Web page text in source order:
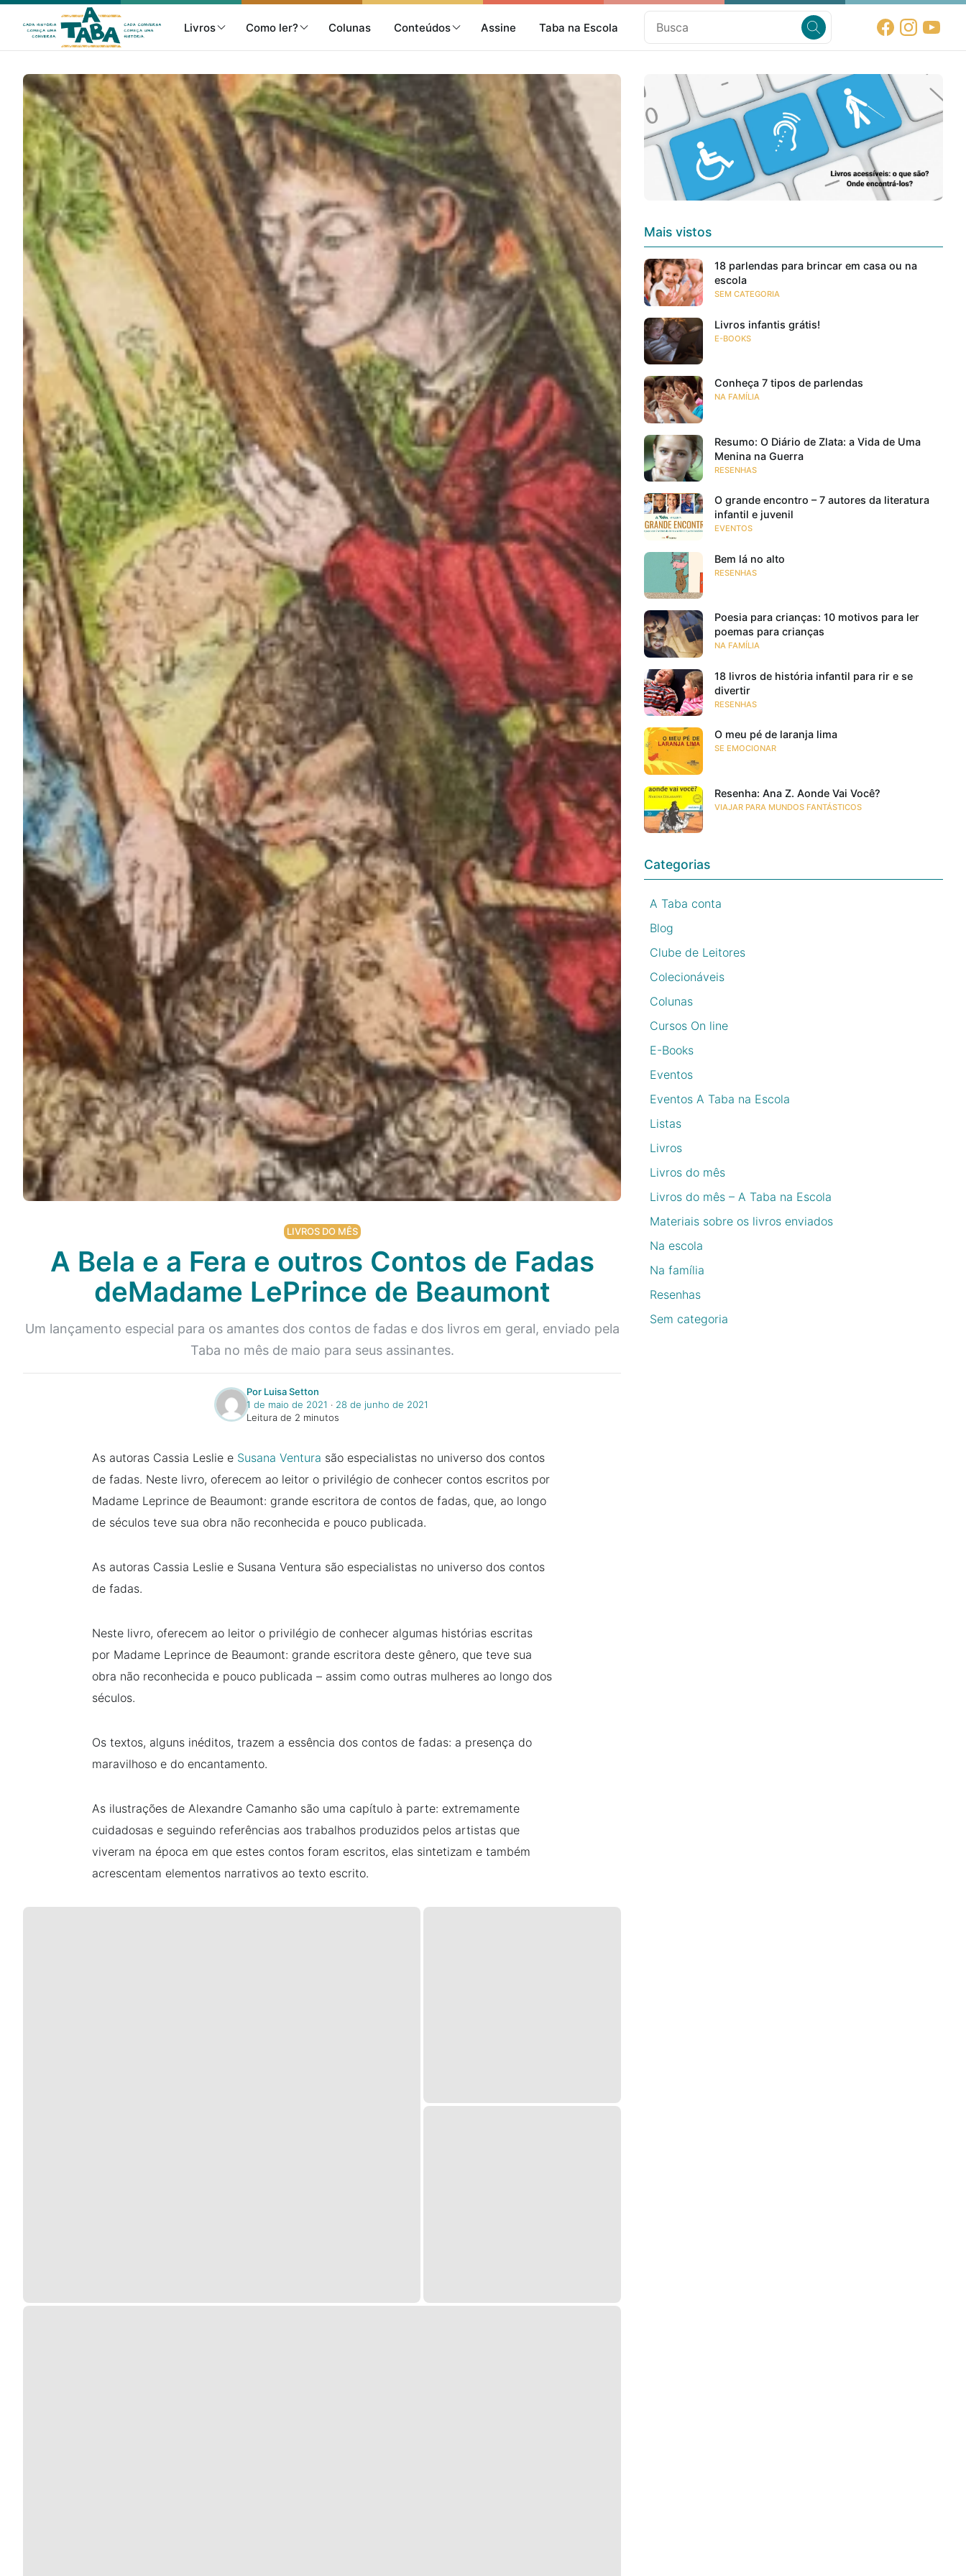
Livros Como ler? Colunas Conteúdos Assine Taba na Escola
Livros
Resenhas
Clube de Leitores
Listas
Como ler?
Na escola
Na família
Colunas
Conteúdos
Colecionáveis
Cursos On line
E-Books
Eventos
Podcast
Assine
Taba na Escola
LIVROS DO MÊS
A Bela e a Fera e outros Contos de Fadas
deMadame LePrince de Beaumont
Um lançamento especial para os amantes dos contos de fadas e dos livros em geral, enviado pela
Taba no mês de maio para seus assinantes.
Por Luisa Setton
1 de maio de 2021 ‧ 28 de junho de 2021
Leitura de 2 minutos
As autoras Cassia Leslie e Susana Ventura são especialistas no universo dos contos
de fadas. Neste livro, oferecem ao leitor o privilégio de conhecer contos escritos por
Madame Leprince de Beaumont: grande escritora de contos de fadas, que, ao longo
de séculos teve sua obra não reconhecida e pouco publicada.
As autoras Cassia Leslie e Susana Ventura são especialistas no universo dos contos
de fadas.
Neste livro, oferecem ao leitor o privilégio de conhecer algumas histórias escritas
por Madame Leprince de Beaumont: grande escritora deste gênero, que teve sua
obra não reconhecida e pouco publicada – assim como outras mulheres ao longo dos
séculos.
Os textos, alguns inéditos, trazem a essência dos contos de fadas: a presença do
maravilhoso e do encantamento.
As ilustrações de Alexandre Camanho são uma capítulo à parte: extremamente
cuidadosas e seguindo referências aos trabalhos produzidos pelos artistas que
viveram na época em que estes contos foram escritos, elas sintetizam e também
acrescentam elementos narrativos ao texto escrito.
Mais vistos
18 parlendas para brincar em casa ou na
escola
SEM CATEGORIA
Livros infantis grátis!
E-BOOKS
Conheça 7 tipos de parlendas
NA FAMÍLIA
Resumo: O Diário de Zlata: a Vida de Uma
Menina na Guerra
RESENHAS
O grande encontro – 7 autores da literatura
infantil e juvenil
EVENTOS
Bem lá no alto
RESENHAS
Poesia para crianças: 10 motivos para ler
poemas para crianças
NA FAMÍLIA
18 livros de história infantil para rir e se
divertir
RESENHAS
O meu pé de laranja lima
SE EMOCIONAR
Resenha: Ana Z. Aonde Vai Você?
VIAJAR PARA MUNDOS FANTÁSTICOS
Categorias
A Taba conta
Blog
Clube de Leitores
Colecionáveis
Colunas
Cursos On line
E-Books
Eventos
Eventos A Taba na Escola
Listas
Livros
Livros do mês
Livros do mês – A Taba na Escola
Materiais sobre os livros enviados
Na escola
Na família
Resenhas
Sem categoria